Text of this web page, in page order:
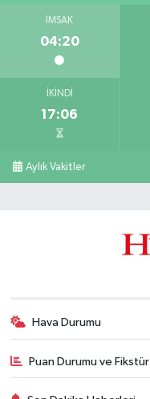
İMSAK
04:20
İKINDI
17:06
Aylık Vakitler
Hava Durumu
Puan Durumu ve Fikstür